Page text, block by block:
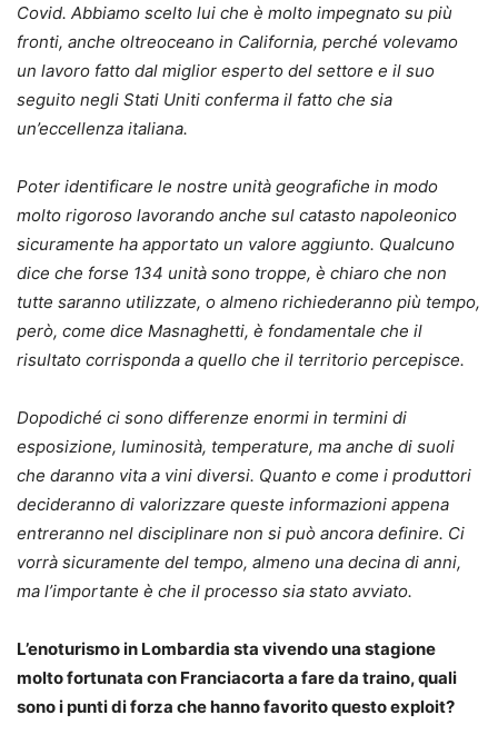
Covid. Abbiamo scelto lui che è molto impegnato su più
fronti, anche oltreoceano in California, perché volevamo
un lavoro fatto dal miglior esperto del settore e il suo
seguito negli Stati Uniti conferma il fatto che sia
un’eccellenza italiana.
Poter identificare le nostre unità geografiche in modo
molto rigoroso lavorando anche sul catasto napoleonico
sicuramente ha apportato un valore aggiunto. Qualcuno
dice che forse 134 unità sono troppe, è chiaro che non
tutte saranno utilizzate, o almeno richiederanno più tempo,
però, come dice Masnaghetti, è fondamentale che il
risultato corrisponda a quello che il territorio percepisce.
Dopodiché ci sono differenze enormi in termini di
esposizione, luminosità, temperature, ma anche di suoli
che daranno vita a vini diversi. Quanto e come i produttori
decideranno di valorizzare queste informazioni appena
entreranno nel disciplinare non si può ancora definire. Ci
vorrà sicuramente del tempo, almeno una decina di anni,
ma l’importante è che il processo sia stato avviato.
L’enoturismo in Lombardia sta vivendo una stagione
molto fortunata con Franciacorta a fare da traino, quali
sono i punti di forza che hanno favorito questo exploit?